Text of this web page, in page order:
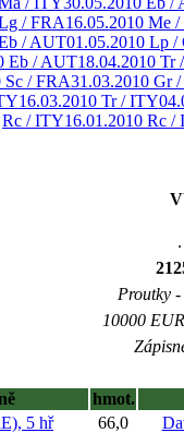
/ FRA16.05.2010 Me
/ AUT01.05.2010 Lp /
Eb / AUT18.04.2010 Tr
Sc / FRA31.03.2010 Gr
16.03.2010 Tr / ITY
Rc / ITY16.01.2010 Rc /
Proutky
10000
hmot.
5 hř 66,0